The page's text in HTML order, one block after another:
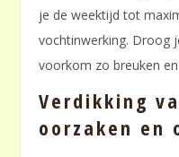
je de weektijd tot
vochtinwerking. Droog
voorkom zo breuken
Verdikking
oorzaken en